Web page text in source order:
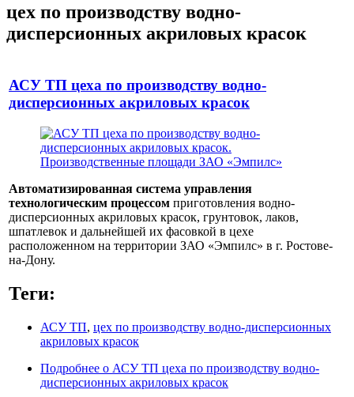
цех по производству водно-
дисперсионных акриловых красок
АСУ ТП цеха по производству водно-
дисперсионных акриловых красок
Автоматизированная система управления
технологическим процессом приготовления водно-
дисперсионных акриловых красок, грунтовок, лаков,
шпатлевок и дальнейшей их фасовкой в цехе
расположенном на территории ЗАО «Эмпилс» в г. Ростове-
на-Дону.
Теги:
АСУ ТП, цех по производству водно-дисперсионных
акриловых красок
Подробнее о АСУ ТП цеха по производству водно-
дисперсионных акриловых красок